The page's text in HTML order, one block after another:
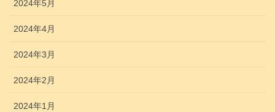
2024年5月
2024年4月
2024年3月
2024年2月
2024年1月